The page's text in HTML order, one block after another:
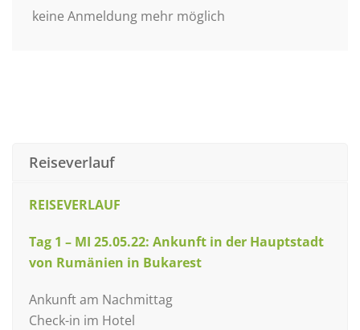
keine Anmeldung mehr möglich
Reiseverlauf
REISEVERLAUF
Tag 1 – MI 25.05.22: Ankunft in der Hauptstadt
von Rumänien in Bukarest
Ankunft am Nachmittag
Check-in im Hotel